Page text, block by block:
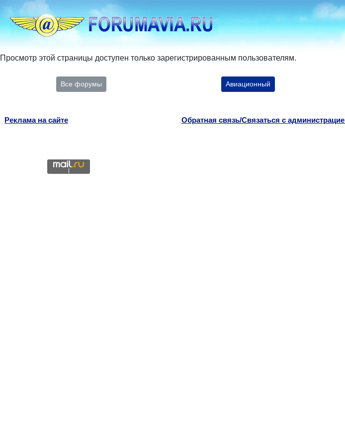
Просмотр этой страницы доступен только зарегистрированным пользователям.
Все форумы Авиационный
Реклама на сайте Обратная связь/Связаться с